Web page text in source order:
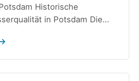
Historische
in Potsdam Die…